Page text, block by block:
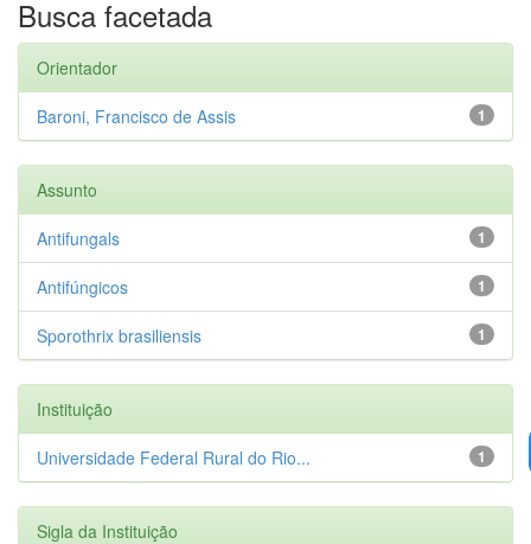
Busca facetada
Orientador
1
Baroni, Francisco de Assis
Assunto
1
Antifungals
1
Antifúngicos
1
Sporothrix brasiliensis
Instituição
1
Universidade Federal Rural do Rio...
Sigla da Instituição